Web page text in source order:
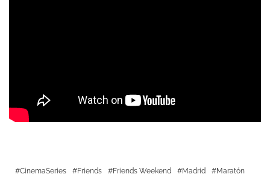
CinemaSeries Friends Friends Weekend Madrid
Maratón